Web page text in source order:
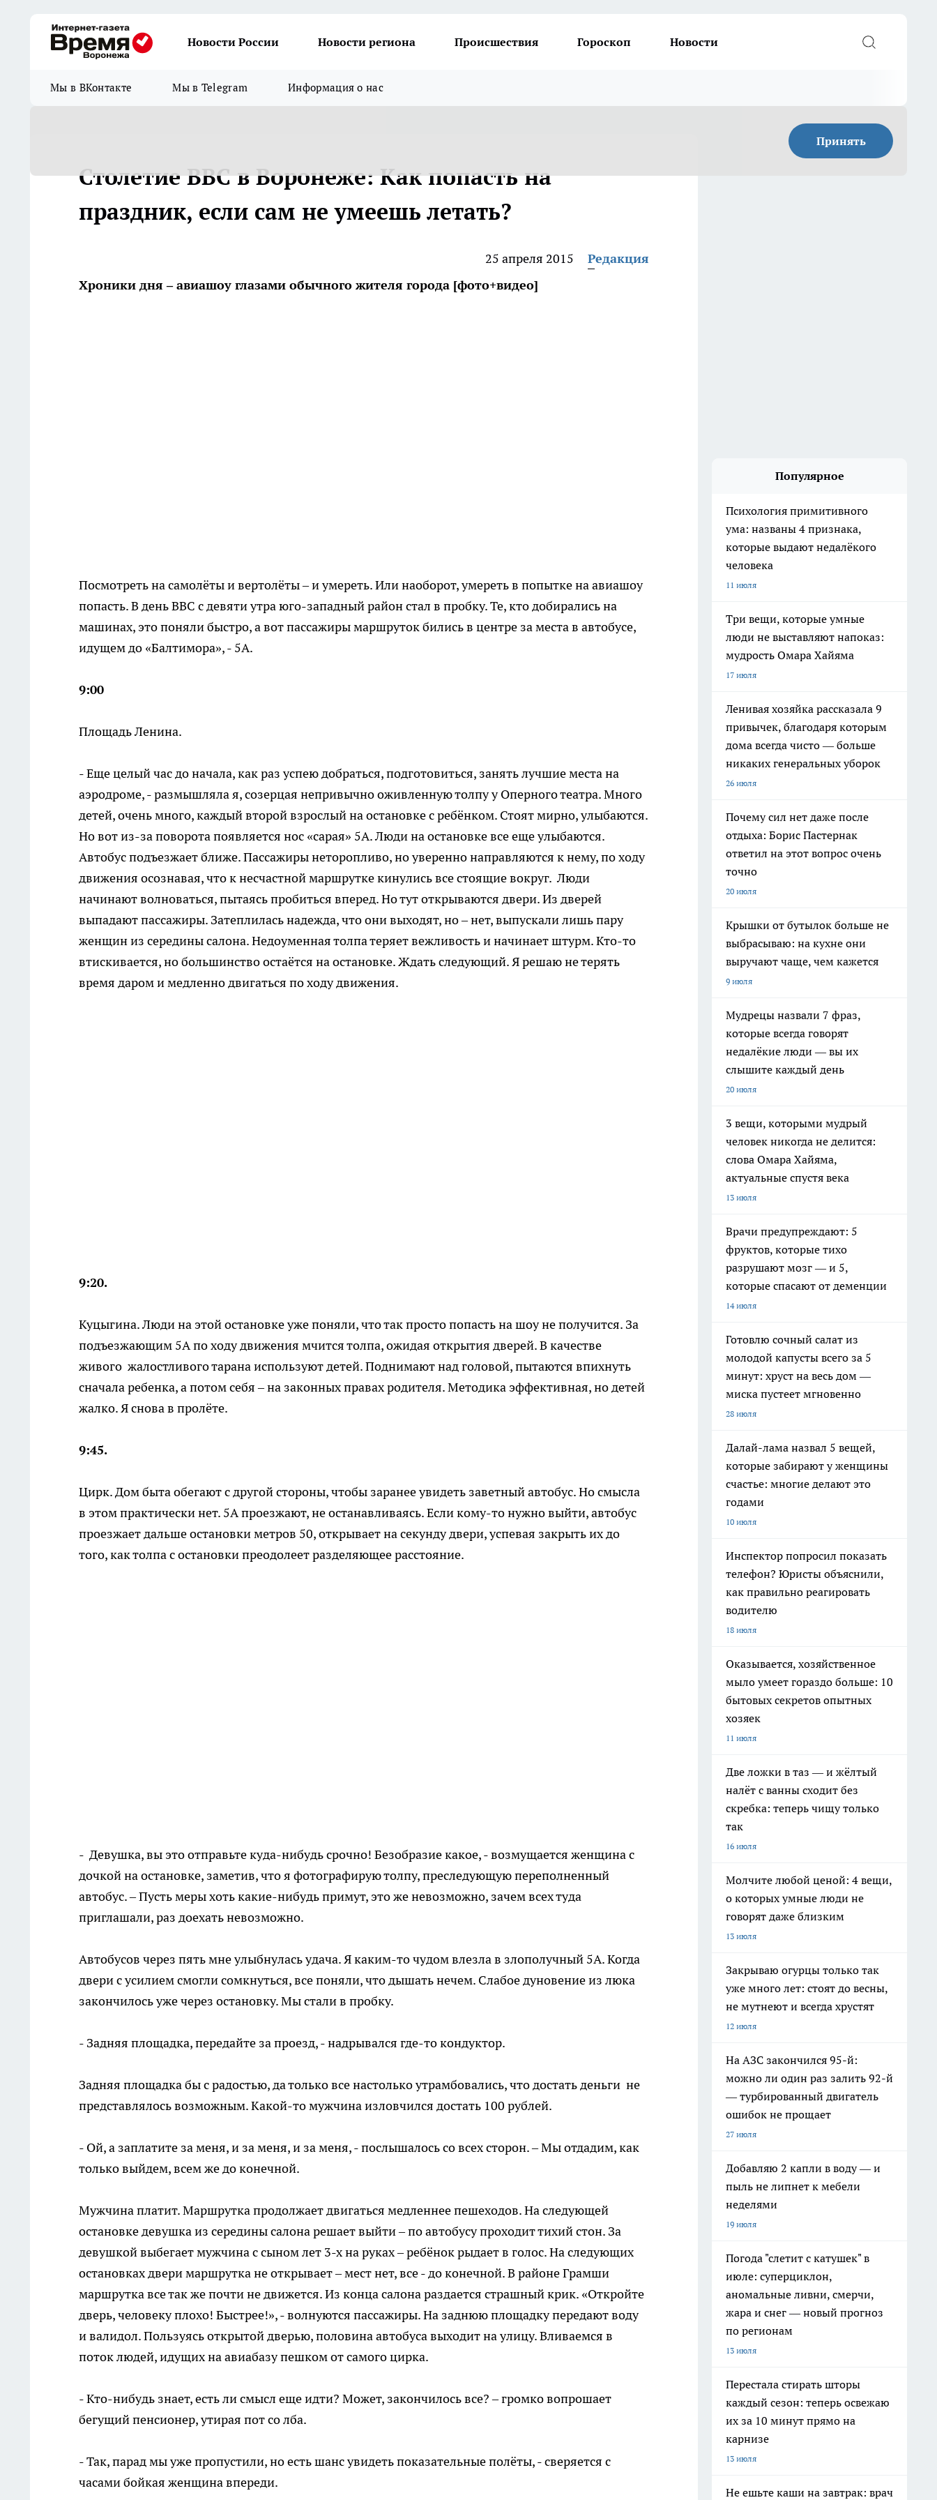
Новости России Новости региона Происшествия Гороскоп Новости
Мы в ВКонтакте Мы в Telegram Информация о нас
Принять
Столетие ВВС в Воронеже: Как попасть на
праздник, если сам не умеешь летать?
25 апреля 2015
Редакция
Хроники дня – авиашоу глазами обычного жителя города [фото+видео]
Посмотреть на самолёты и вертолёты – и умереть. Или наоборот, умереть в попытке на авиашоу
попасть. В день ВВС с девяти утра юго-западный район стал в пробку. Те, кто добирались на
машинах, это поняли быстро, а вот пассажиры маршруток бились в центре за места в автобусе,
идущем до «Балтимора», - 5А.
9:00
Площадь Ленина.
- Еще целый час до начала, как раз успею добраться, подготовиться, занять лучшие места на
аэродроме, - размышляла я, созерцая непривычно оживленную толпу у Оперного театра. Много
детей, очень много, каждый второй взрослый на остановке с ребёнком. Стоят мирно, улыбаются.
Но вот из-за поворота появляется нос «сарая» 5А. Люди на остановке все еще улыбаются.
Автобус подъезжает ближе. Пассажиры неторопливо, но уверенно направляются к нему, по ходу
движения осознавая, что к несчастной маршрутке кинулись все стоящие вокруг. Люди
начинают волноваться, пытаясь пробиться вперед. Но тут открываются двери. Из дверей
выпадают пассажиры. Затеплилась надежда, что они выходят, но – нет, выпускали лишь пару
женщин из середины салона. Недоуменная толпа теряет вежливость и начинает штурм. Кто-то
втискивается, но большинство остаётся на остановке. Ждать следующий. Я решаю не терять
время даром и медленно двигаться по ходу движения.
9:20.
Куцыгина. Люди на этой остановке уже поняли, что так просто попасть на шоу не получится. За
подъезжающим 5А по ходу движения мчится толпа, ожидая открытия дверей. В качестве
живого жалостливого тарана используют детей. Поднимают над головой, пытаются впихнуть
сначала ребенка, а потом себя – на законных правах родителя. Методика эффективная, но детей
жалко. Я снова в пролёте.
9:45.
Цирк. Дом быта обегают с другой стороны, чтобы заранее увидеть заветный автобус. Но смысла
в этом практически нет. 5А проезжают, не останавливаясь. Если кому-то нужно выйти, автобус
проезжает дальше остановки метров 50, открывает на секунду двери, успевая закрыть их до
того, как толпа с остановки преодолеет разделяющее расстояние.
- Девушка, вы это отправьте куда-нибудь срочно! Безобразие какое, - возмущается женщина с
дочкой на остановке, заметив, что я фотографирую толпу, преследующую переполненный
автобус. – Пусть меры хоть какие-нибудь примут, это же невозможно, зачем всех туда
приглашали, раз доехать невозможно.
Автобусов через пять мне улыбнулась удача. Я каким-то чудом влезла в злополучный 5А. Когда
двери с усилием смогли сомкнуться, все поняли, что дышать нечем. Слабое дуновение из люка
закончилось уже через остановку. Мы стали в пробку.
- Задняя площадка, передайте за проезд, - надрывался где-то кондуктор.
Задняя площадка бы с радостью, да только все настолько утрамбовались, что достать деньги не
представлялось возможным. Какой-то мужчина изловчился достать 100 рублей.
- Ой, а заплатите за меня, и за меня, и за меня, - послышалось со всех сторон. – Мы отдадим, как
только выйдем, всем же до конечной.
Мужчина платит. Маршрутка продолжает двигаться медленнее пешеходов. На следующей
остановке девушка из середины салона решает выйти – по автобусу проходит тихий стон. За
девушкой выбегает мужчина с сыном лет 3-х на руках – ребёнок рыдает в голос. На следующих
остановках двери маршрутка не открывает – мест нет, все - до конечной. В районе Грамши
маршрутка все так же почти не движется. Из конца салона раздается страшный крик. «Откройте
дверь, человеку плохо! Быстрее!», - волнуются пассажиры. На заднюю площадку передают воду
и валидол. Пользуясь открытой дверью, половина автобуса выходит на улицу. Вливаемся в
поток людей, идущих на авиабазу пешком от самого цирка.
- Кто-нибудь знает, есть ли смысл еще идти? Может, закончилось все? – громко вопрошает
бегущий пенсионер, утирая пот со лба.
- Так, парад мы уже пропустили, но есть шанс увидеть показательные полёты, - сверяется с
часами бойкая женщина впереди.
Популярное
Психология примитивного
ума: названы 4 признака,
которые выдают недалёкого
человека
11 июля
Три вещи, которые умные
люди не выставляют напоказ:
мудрость Омара Хайяма
17 июля
Ленивая хозяйка рассказала 9
привычек, благодаря которым
дома всегда чисто — больше
никаких генеральных уборок
26 июля
Почему сил нет даже после
отдыха: Борис Пастернак
ответил на этот вопрос очень
точно
20 июля
Крышки от бутылок больше не
выбрасываю: на кухне они
выручают чаще, чем кажется
9 июля
Мудрецы назвали 7 фраз,
которые всегда говорят
недалёкие люди — вы их
слышите каждый день
20 июля
3 вещи, которыми мудрый
человек никогда не делится:
слова Омара Хайяма,
актуальные спустя века
13 июля
Врачи предупреждают: 5
фруктов, которые тихо
разрушают мозг — и 5,
которые спасают от деменции
14 июля
Готовлю сочный салат из
молодой капусты всего за 5
минут: хруст на весь дом —
миска пустеет мгновенно
28 июля
Далай-лама назвал 5 вещей,
которые забирают у женщины
счастье: многие делают это
годами
10 июля
Инспектор попросил показать
телефон? Юристы объяснили,
как правильно реагировать
водителю
18 июля
Оказывается, хозяйственное
мыло умеет гораздо больше: 10
бытовых секретов опытных
хозяек
11 июля
Две ложки в таз — и жёлтый
налёт с ванны сходит без
скребка: теперь чищу только
так
16 июля
Молчите любой ценой: 4 вещи,
о которых умные люди не
говорят даже близким
13 июля
Закрываю огурцы только так
уже много лет: стоят до весны,
не мутнеют и всегда хрустят
12 июля
На АЗС закончился 95-й:
можно ли один раз залить 92-й
— турбированный двигатель
ошибок не прощает
27 июля
Добавляю 2 капли в воду — и
пыль не липнет к мебели
неделями
19 июля
Погода "слетит с катушек" в
июле: суперциклон,
аномальные ливни, смерчи,
жара и снег — новый прогноз
по регионам
13 июля
Перестала стирать шторы
каждый сезон: теперь освежаю
их за 10 минут прямо на
карнизе
13 июля
Не ешьте каши на завтрак: врач